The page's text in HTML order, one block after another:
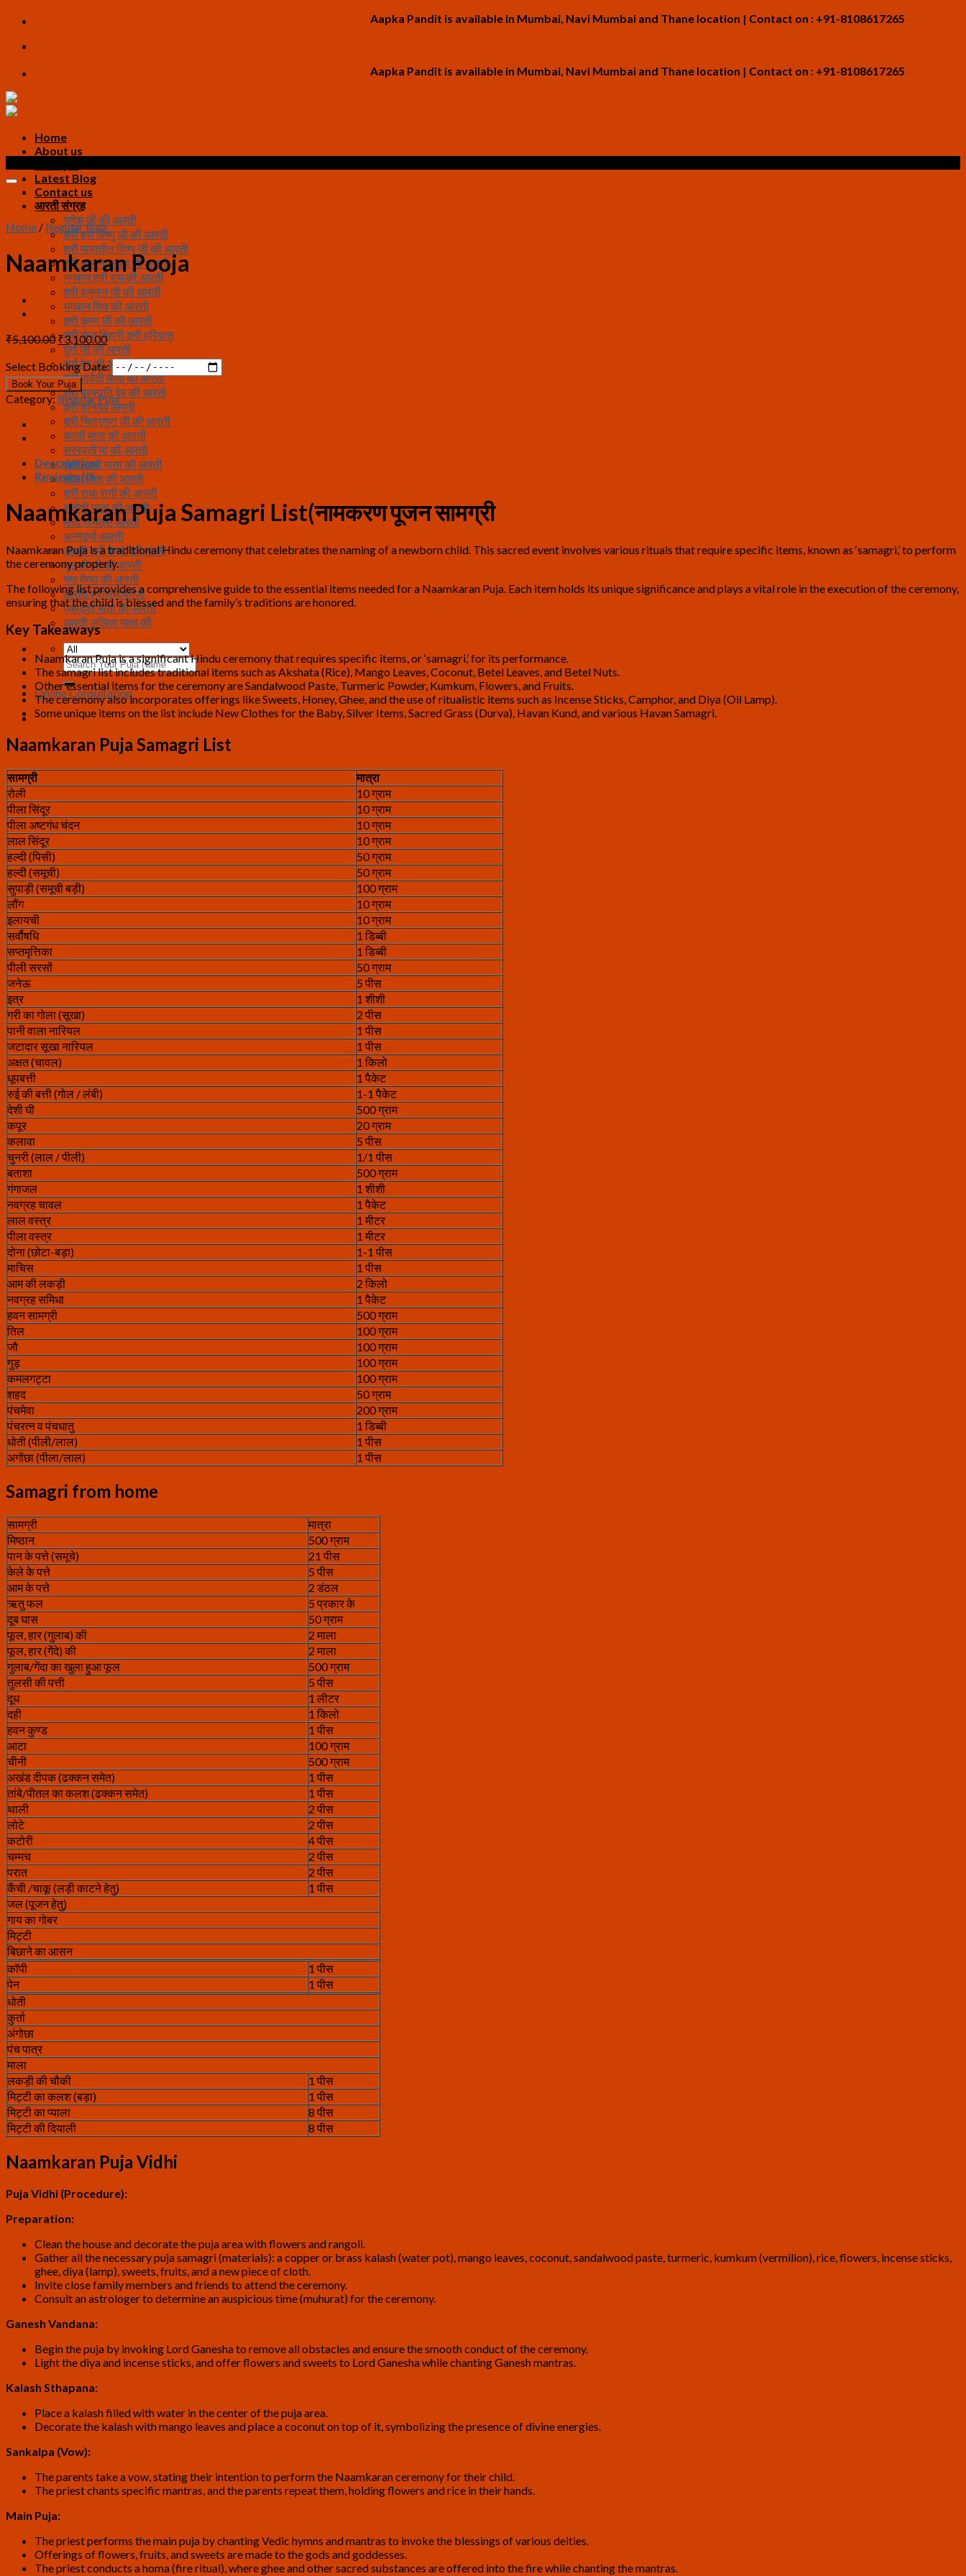
Skip
content
Aapka Pandit is available in Mumbai, Navi Mumbai and Thane location | Contact on : +91-8108617265
Aapka Pandit is available in Mumbai, Navi Mumbai and Thane location | Contact on : +91-8108617265
Home
About us
Latest Blog
Contact us
आरती संग्रह
गणेश जी की आरती
श्री हरी विष्णु जी की आरती
श्री मायातीत विष्णु जी की आरती
श्री सत्यनारायण जी आरती
भगवान श्री राम की आरती
श्री हनुमान जी की आरती
भगवान शिव की आरती
श्री कृष्ण जी की आरती
श्री कुंज बिहारी श्री हरिदास
दुर्गा जी की आरती
सूर्य देव की आरती
श्री पार्वती माता की आरती
श्री बृहस्पति देव की आरती
श्री शनिदेव आरती
श्री चित्रगुप्त जी की आरती
काली माता की आरती
सरस्वती मां की आरती
श्री लक्ष्मी माता की आरती
सीता माता की आरती
श्री राधा रानी की आरती
संतोषी माता की आरती
माता गायत्री आरती
अन्नपूर्णा आरती
आरती श्री वैष्णो देवी मां की
तुलसी जी की आरती
गंगा मैय्या की आरती
आरति श्रीरामायनजी
एकादशी माता की आरती
आरती ललिता माता की
Search
for:
Online Consultation
Home / Regular Puja
Naamkaran Pooja
₹5,100.00 Original
price
was:
₹5,100.00.
₹3,100.00Current
price
is:
₹3,100.00.
Select Booking Date:
Book Your Puja
Category: Regular Puja
Description
Reviews (0)
Naamkaran Puja Samagri List(नामकरण पूजन सामग्री
Naamkaran Puja is a traditional Hindu ceremony that celebrates the naming of a newborn child. This sacred event involves various rituals that require specific items, known as ‘samagri,’ to perform
the ceremony properly.
The following list provides a comprehensive guide to the essential items needed for a Naamkaran Puja. Each item holds its unique significance and plays a vital role in the execution of the ceremony,
ensuring that the child is blessed and the family’s traditions are honored.
Key Takeaways
Naamkaran Puja is a significant Hindu ceremony that requires specific items, or ‘samagri,’ for its performance.
The samagri list includes traditional items such as Akshata (Rice), Mango Leaves, Coconut, Betel Leaves, and Betel Nuts.
Other essential items for the ceremony are Sandalwood Paste, Turmeric Powder, Kumkum, Flowers, and Fruits.
The ceremony also incorporates offerings like Sweets, Honey, Ghee, and the use of ritualistic items such as Incense Sticks, Camphor, and Diya (Oil Lamp).
Some unique items on the list include New Clothes for the Baby, Silver Items, Sacred Grass (Durva), Havan Kund, and various Havan Samagri.
Naamkaran Puja Samagri List
सामग्री
मात्रा
रोली
10 ग्राम
पीला सिंदूर
10 ग्राम
पीला अष्टगंध चंदन
10 ग्राम
लाल सिंदूर
10 ग्राम
हल्दी (पिसी)
50 ग्राम
हल्दी (समूची)
50 ग्राम
सुपाड़ी (समूची बड़ी)
100 ग्राम
लौंग
10 ग्राम
इलायची
10 ग्राम
सर्वौषधि
1 डिब्बी
सप्तमृत्तिका
1 डिब्बी
पीली सरसों
50 ग्राम
जनेऊ
5 पीस
इत्र
1 शीशी
गरी का गोला (सूखा)
2 पीस
पानी वाला नारियल
1 पीस
जटादार सूखा नारियल
1 पीस
अक्षत (चावल)
1 किलो
धूपबत्ती
1 पैकेट
रुई की बत्ती (गोल / लंबी)
1-1 पैकेट
देशी घी
500 ग्राम
कपूर
20 ग्राम
कलावा
5 पीस
चुनरी (लाल / पीली)
1/1 पीस
बताशा
500 ग्राम
गंगाजल
1 शीशी
नवग्रह चावल
1 पैकेट
लाल वस्त्र
1 मीटर
पीला वस्त्र
1 मीटर
दोना (छोटा-बड़ा)
1-1 पीस
माचिस
1 पीस
आम की लकड़ी
2 किलो
नवग्रह समिधा
1 पैकेट
हवन सामग्री
500 ग्राम
तिल
100 ग्राम
जौ
100 ग्राम
गुड़
100 ग्राम
कमलगट्टा
100 ग्राम
शहद
50 ग्राम
पंचमेवा
200 ग्राम
पंचरत्न व पंचधातु
1 डिब्बी
धोती (पीली/लाल)
1 पीस
अगोंछा (पीला/लाल)
1 पीस
Samagri from home
सामग्री
मात्रा
मिष्ठान
500 ग्राम
पान के पत्ते (समूचे)
21 पीस
केले के पत्ते
5 पीस
आम के पत्ते
2 डंठल
ऋतु फल
5 प्रकार के
दूब घास
50 ग्राम
फूल, हार (गुलाब) की
2 माला
फूल, हार (गेंदे) की
2 माला
गुलाब/गेंदा का खुला हुआ फूल
500 ग्राम
तुलसी की पत्ती
5 पीस
दूध
1 लीटर
दही
1 किलो
हवन कुण्ड
1 पीस
आटा
100 ग्राम
चीनी
500 ग्राम
अखंड दीपक (ढक्कन समेत)
1 पीस
तांबे/पीतल का कलश (ढक्कन समेत)
1 पीस
थाली
2 पीस
लोटे
2 पीस
कटोरी
4 पीस
चम्मच
2 पीस
परात
2 पीस
कैंची /चाकू (लड़ी काटने हेतु)
1 पीस
जल (पूजन हेतु)
गाय का गोबर
मिट्टी
बिछाने का आसन
कॉपी
1 पीस
पेन
1 पीस
धोती
कुर्ता
अंगोछा
पंच पात्र
माला
लकड़ी की चौकी
1 पीस
मिट्टी का कलश (बड़ा)
1 पीस
मिट्टी का प्याला
8 पीस
मिट्टी की दियाली
8 पीस
Naamkaran Puja Vidhi
Puja Vidhi (Procedure):
Preparation:
Clean the house and decorate the puja area with flowers and rangoli.
Gather all the necessary puja samagri (materials): a copper or brass kalash (water pot), mango leaves, coconut, sandalwood paste, turmeric, kumkum (vermilion), rice, flowers, incense sticks,
ghee, diya (lamp), sweets, fruits, and a new piece of cloth.
Invite close family members and friends to attend the ceremony.
Consult an astrologer to determine an auspicious time (muhurat) for the ceremony.
Ganesh Vandana:
Begin the puja by invoking Lord Ganesha to remove all obstacles and ensure the smooth conduct of the ceremony.
Light the diya and incense sticks, and offer flowers and sweets to Lord Ganesha while chanting Ganesh mantras.
Kalash Sthapana:
Place a kalash filled with water in the center of the puja area.
Decorate the kalash with mango leaves and place a coconut on top of it, symbolizing the presence of divine energies.
Sankalpa (Vow):
The parents take a vow, stating their intention to perform the Naamkaran ceremony for their child.
The priest chants specific mantras, and the parents repeat them, holding flowers and rice in their hands.
Main Puja:
The priest performs the main puja by chanting Vedic hymns and mantras to invoke the blessings of various deities.
Offerings of flowers, fruits, and sweets are made to the gods and goddesses.
The priest conducts a homa (fire ritual), where ghee and other sacred substances are offered into the fire while chanting the mantras.